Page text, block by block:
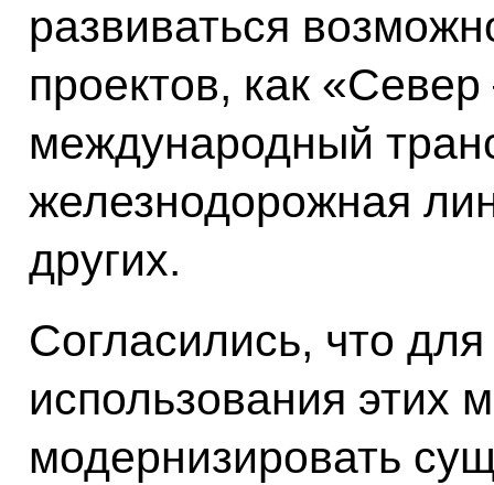
развиваться
проектов, как
международный
железнодорожная
других.
Согласились, что
использования этих
модернизировать